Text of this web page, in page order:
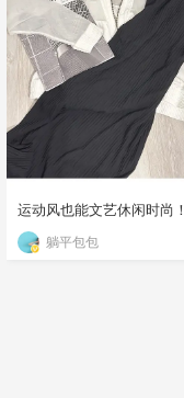
运动风也能文艺休闲时尚！
躺平包包